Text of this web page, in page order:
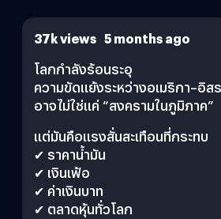
37k views 5 months ago
โลกกำลังร้อนระอุ
ความขัดแย้งระหว่างอเมริกา–อิส
อาจไม่ใช่แค่ “สงครามในภูมิภาค”
แต่มันคือแรงสั่นสะเทือนที่กระทบ
✔ ราคาน้ำมัน
✔ เงินเฟ้อ
✔ ค่าเงินบาท
✔ ตลาดหุ้นทั่วโลก